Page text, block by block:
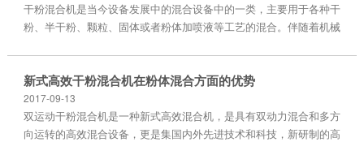
干粉混合机是当今设备发展中的混合设备中的一类，主要用于各种干
粉、半干粉、颗粒、固体或者粉体加喷液等工艺的混合。伴随着机械
新式高效干粉混合机在粉体混合方面的优势
2017-09-13
双运动干粉混合机是一种新式高效混合机，是具有双动力混合和多方
向运转的高效混合设备，更是集国内外先进技术和科技，新研制的高